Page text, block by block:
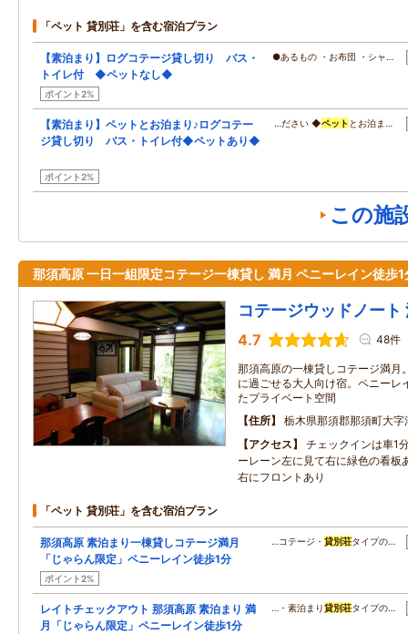
「ペット 貸別荘」を含む宿泊プラン
【素泊まり】ログコテージ貸し切り バス・
トイレ付 ◆ペットなし◆
ポイント2%
●あるもの ・お布団 ・シャ…
【素泊まり】ペットとお泊まり♪ログコテー
ジ貸し切り バス・トイレ付◆ペットあり◆
ポイント2%
…ださい ◆ペット とお泊ま…
この施
那須高原 一日一組限定コテージ一棟貸し 満月 ペニーレイン徒歩1
コテージウッドノート
4.7 48件
那須高原の一棟貸しコテージ満月
に過ごせる大人向け宿。ペニーレ
たプライベート空間
住所
栃木県那須郡那須町大
アクセス
チェックインは車1
ーレーン左に見て右に緑色の看板
右にフロントあり
「ペット 貸別荘」を含む宿泊プラン
那須高原 素泊まり一棟貸しコテージ満月
「じゃらん限定」ペニーレイン徒歩1分
ポイント2%
…コテージ・ 貸別荘タイプの…
レイトチェックアウト 那須高原 素泊まり 満
月「じゃらん限定」ペニーレイン徒歩1分
…・素泊まり貸別荘タイプの…